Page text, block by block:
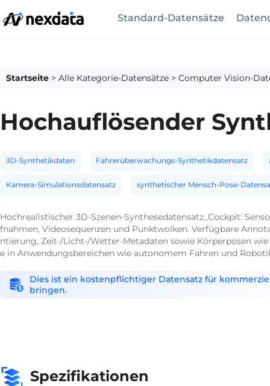
Standard-Datensätze
Startseite > Alle Kategorie-Datensätze > Computer Vision-
Hochauflösender
3D-Synthetikdaten Fahrerüberwachungs-Synthetikdatensatz
Kamera-Simulationsdatensatz synthetischer Mensch-Pose-
Hochrealistischer 3D-Szenen-Synthesedatensatz_Cockpit:
fnahmen, Videosequenzen und Punktwolken. Verfügbare
ntierung, Zeit-/Licht-/Wetter-Metadaten sowie Körperposen
e in Anwendungsbereichen wie autonomem Fahren und
Dies ist ein kostenpflichtiger Datensatz für
bringen.
Spezifikationen